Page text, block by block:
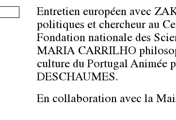
Entretien européen avec
politiques et chercheur au
Fondation nationale des
MARIA CARRILHO
culture du Portugal Animée
DESCHAUMES.
En collaboration avec la